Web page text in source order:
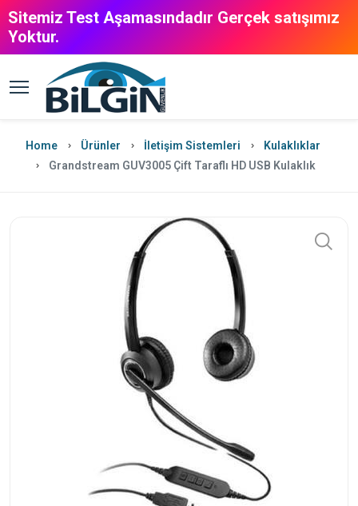
Sitemiz Test Aşamasındadır Gerçek satışımız
Yoktur.
Home Ürünler İletişim Sistemleri
Kulaklıklar
Grandstream GUV3005 Çift Taraflı HD USB Kulaklık